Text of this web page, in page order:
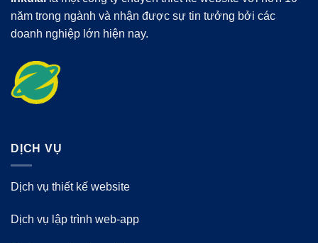
năm trong ngành và nhận được sự tin tưởng bởi các
doanh nghiệp lớn hiện nay.
DỊCH VỤ
Dịch vụ thiết kế website
Dịch vụ lập trình web-app